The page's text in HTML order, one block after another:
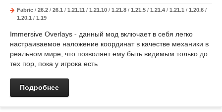
Fabric / 26.2 / 26.1 / 1.21.11 / 1.21.10 / 1.21.8 / 1.21.5 / 1.21.4 / 1.21.1 / 1.20.6 /
1.20.1 / 1.19
Immersive Overlays - данный мод включает в себя легко
настраиваемое наложение координат в качестве механики в
реальном мире, что позволяет ему быть видимым только до
тех пор, пока у игрока есть
Подробнее